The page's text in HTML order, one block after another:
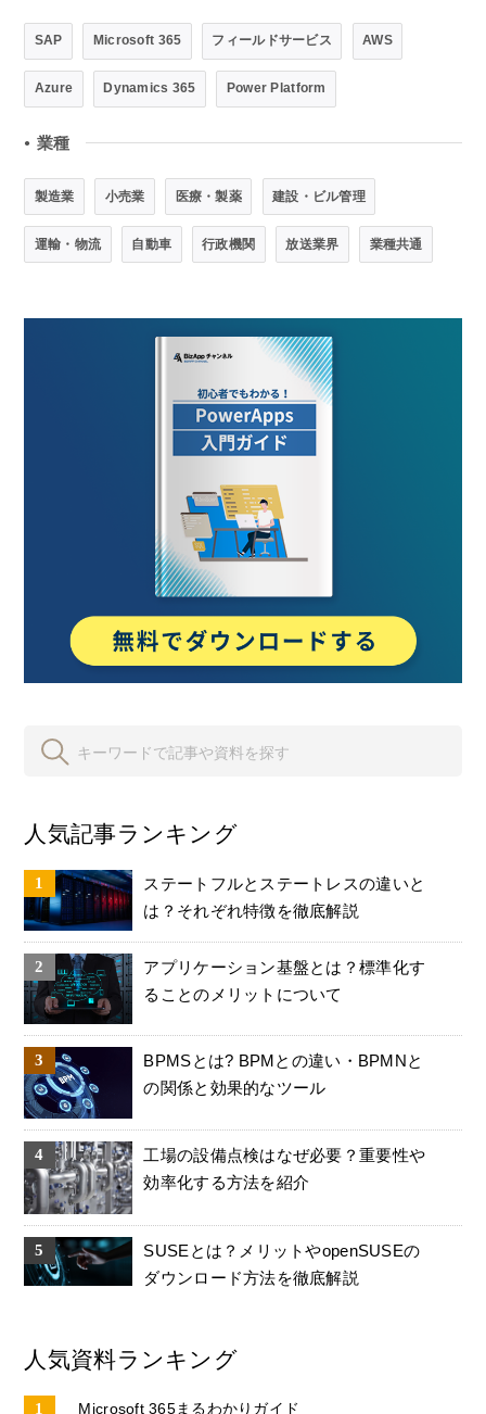
SAP Microsoft 365 フィールドサービス AWS
Azure Dynamics 365 Power Platform
● 業種
製造業 小売業 医療・製薬 建設・ビル管理
運輸・物流 自動車 行政機関 放送業界 業種共通
人気記事ランキング
ステートフルとステートレスの違いと
は？それぞれ特徴を徹底解説
アプリケーション基盤とは？標準化す
ることのメリットについて
BPMSとは? BPMとの違い・BPMNと
の関係と効果的なツール
工場の設備点検はなぜ必要？重要性や
効率化する方法を紹介
SUSEとは？メリットやopenSUSEの
ダウンロード方法を徹底解説
人気資料ランキング
Microsoft 365まるわかりガイド